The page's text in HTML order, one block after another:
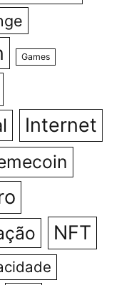
Games
Internet
NFT